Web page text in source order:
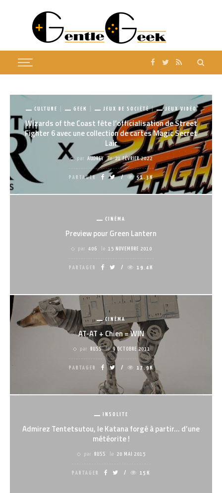
CULTURE GEEK JEUX DE SOCIÉTÉ JEUX VIDÉO
Wizards of the Coast fête l’officialisation de Street
Fighter 6 avec une collection de cartes Magic Secret
Lair
par AUDREY le 21 FÉVRIER 2022
PARTAGER 51.3K
CINÉMA
Preview pour Green Lantern
par 406 le 15 NOVEMBRE 2010
PARTAGER 19.4K
CINÉMA
AT-AT + Chien = WIN
par RUSS le 9 OCTOBRE 2011
PARTAGER 17.9K
INSOLITE
Admirez Tentetsutou, le Katana forgé à partir… d’une
météorite !
par RUSS le 20 MAI 2015
PARTAGER 15K